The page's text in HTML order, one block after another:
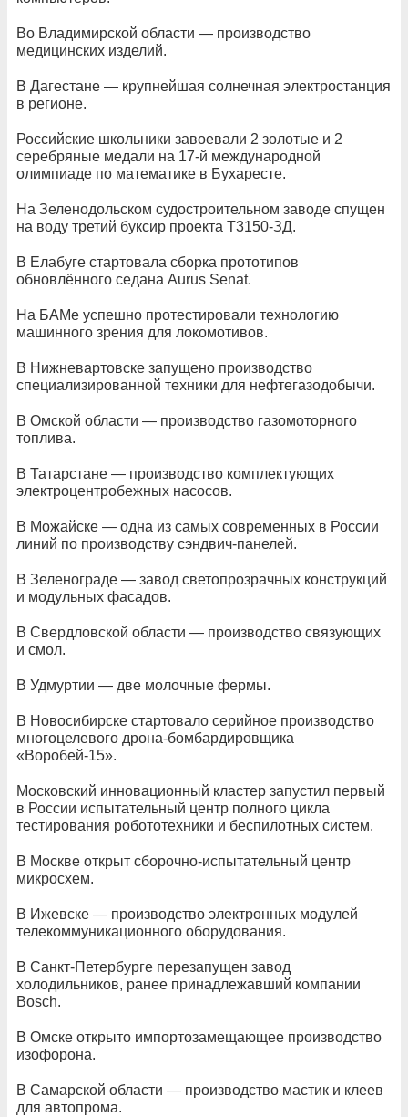
Во Владимирской области — производство
медицинских изделий.
В Дагестане — крупнейшая солнечная электростанция
в регионе.
Российские школьники завоевали 2 золотые и 2
серебряные медали на 17-й международной
олимпиаде по математике в Бухаресте.
На Зеленодольском судостроительном заводе спущен
на воду третий буксир проекта Т3150-ЗД.
В Елабуге стартовала сборка прототипов
обновлённого седана Aurus Senat.
На БАМе успешно протестировали технологию
машинного зрения для локомотивов.
В Нижневартовске запущено производство
специализированной техники для нефтегазодобычи.
В Омской области — производство газомоторного
топлива.
В Татарстане — производство комплектующих
электроцентробежных насосов.
В Можайске — одна из самых современных в России
линий по производству сэндвич-панелей.
В Зеленограде — завод светопрозрачных конструкций
и модульных фасадов.
В Свердловской области — производство связующих
и смол.
В Удмуртии — две молочные фермы.
В Новосибирске стартовало серийное производство
многоцелевого дрона-бомбардировщика
«Воробей-15».
Московский инновационный кластер запустил первый
в России испытательный центр полного цикла
тестирования робототехники и беспилотных систем.
В Москве открыт сборочно-испытательный центр
микросхем.
В Ижевске — производство электронных модулей
телекоммуникационного оборудования.
В Санкт-Петербурге перезапущен завод
холодильников, ранее принадлежавший компании
Bosch.
В Омске открыто импортозамещающее производство
изофорона.
В Самарской области — производство мастик и клеев
для автопрома.